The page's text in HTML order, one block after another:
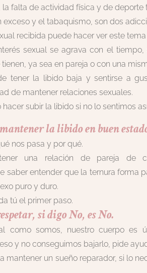
la falta de actividad física y de
exceso y el tabaquismo, son dos
recibida puede hacer ver este
sexual se agrava con el
ya sea en pareja o con una
tener la libido baja y sentirse a
de mantener relaciones sexuales.
subir la libido si no lo sentimos
la libido en buen
nos pasa y por qué.
una relación de pareja de
saber entender que la ternura forma
puro y duro.
tú el primer paso.
si digo No, es No.
como somos, nuestro cuerpo es
y no conseguimos bajarlo, pide
mantener un sueño reparador, si lo